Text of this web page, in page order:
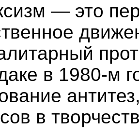
— это
в 1980-м
в